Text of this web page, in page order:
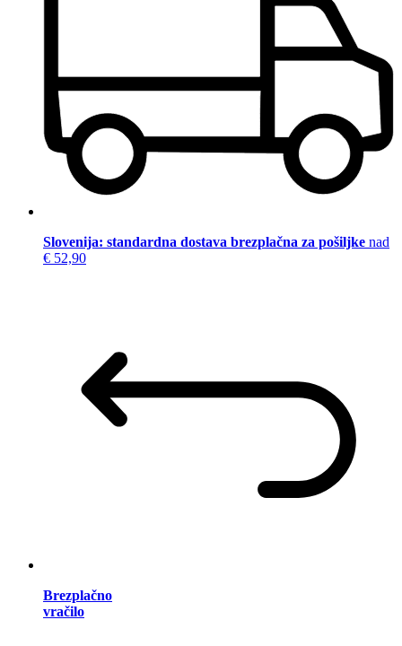
Slovenija: standardna dostava brezplačna za pošiljke nad
€ 52,90
Brezplačno
vračilo